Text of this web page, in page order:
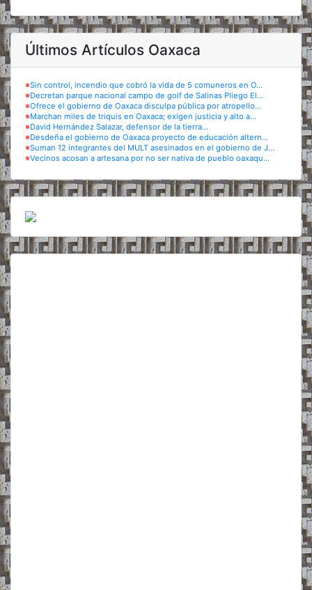
Últimos Artículos Oaxaca
※Sin control, incendio que cobró la vida de 5 comuneros en O...
※Decretan parque nacional campo de golf de Salinas Pliego El...
※Ofrece el gobierno de Oaxaca disculpa pública por atropello...
※Marchan miles de triquis en Oaxaca; exigen justicia y alto a...
※David Hernández Salazar, defensor de la tierra...
※Desdeña el gobierno de Oaxaca proyecto de educación altern...
※Suman 12 integrantes del MULT asesinados en el gobierno de J...
※Vecinos acosan a artesana por no ser nativa de pueblo oaxaqu...